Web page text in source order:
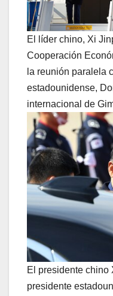
El líder chino, Xi
Cooperación
la reunión paralela
estadounidense,
internacional de
El presidente chino
presidente